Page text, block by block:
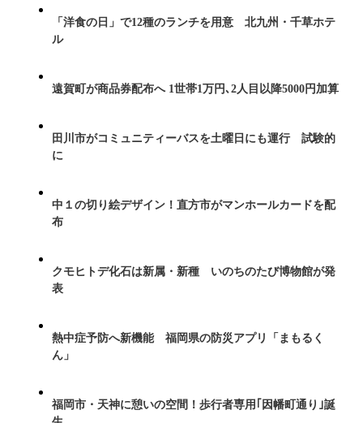
「洋食の日」で12種のランチを用意 北九州・千草ホテ
ル
遠賀町が商品券配布へ 1世帯1万円､2人目以降5000円加算
田川市がコミュニティーバスを土曜日にも運行 試験的
に
中１の切り絵デザイン！直方市がマンホールカードを配
布
クモヒトデ化石は新属・新種 いのちのたび博物館が発
表
熱中症予防へ新機能 福岡県の防災アプリ「まもるく
ん」
福岡市・天神に憩いの空間！歩行者専用｢因幡町通り｣誕